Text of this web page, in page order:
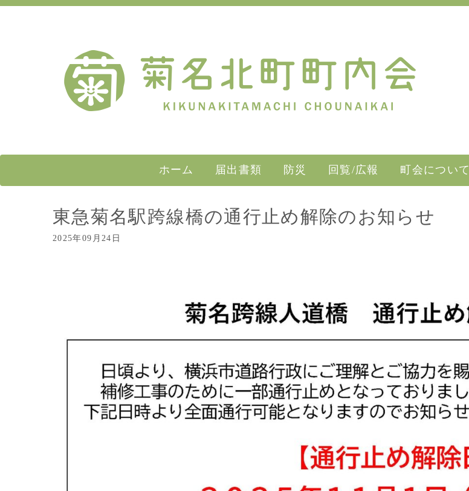
ホーム 届出書類 防災 回覧/広報 町会について
東急菊名駅跨線橋の通行止め解除のお知らせ
2025年09月24日